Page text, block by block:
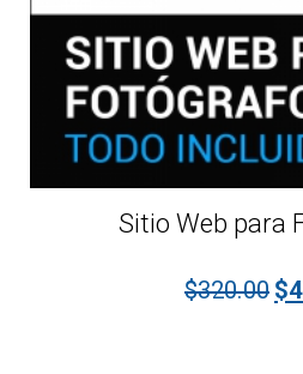
Sitio Web para
$320.00 El
$